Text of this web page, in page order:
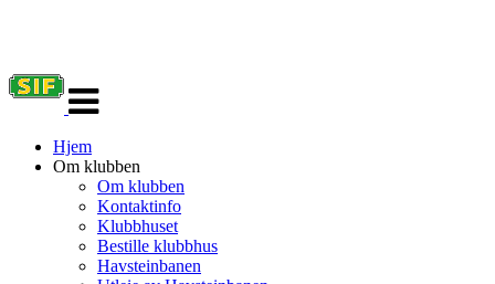
navigasjon
Hjem
Om klubben
Om klubben
Kontaktinfo
Klubbhuset
Bestille klubbhus
Havsteinbanen